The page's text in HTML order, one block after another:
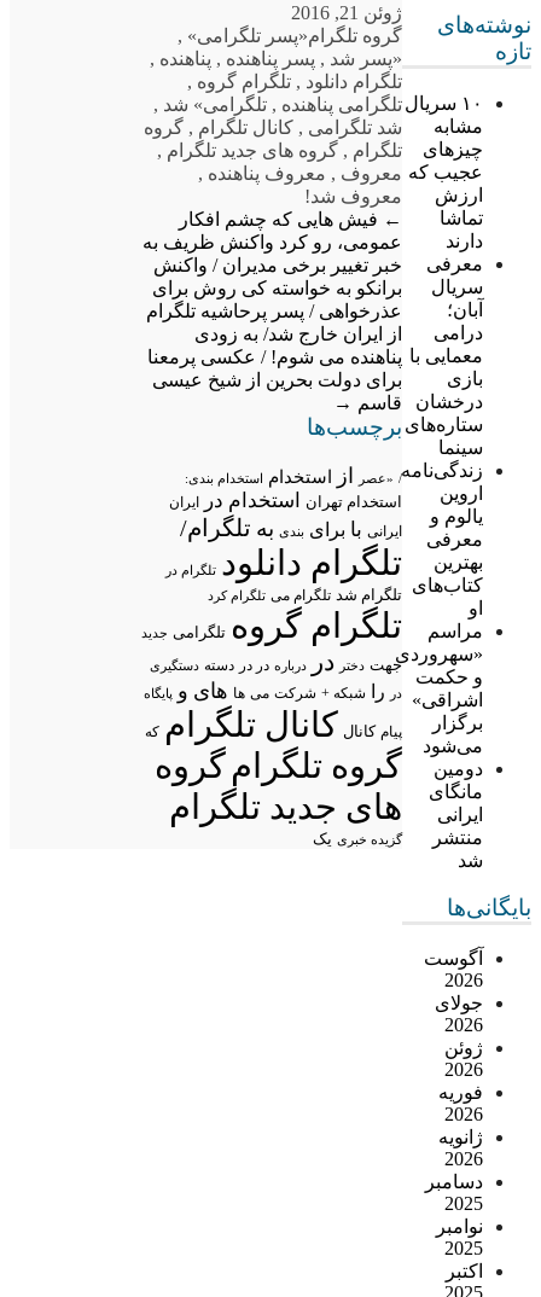
نوشته‌های
تازه
۱۰ سریال
مشابه
چیزهای
عجیب که
ارزش
تماشا
دارند
معرفی
سریال
آبان؛
درامی
معمایی با
بازی
درخشان
ستاره‌های
سینما
زندگی‌نامه
اروین
یالوم و
معرفی
بهترین
کتاب‌های
او
مراسم
«سهروردی
و حکمت
اشراقی»
برگزار
می‌شود
دومین
مانگای
ایرانی
منتشر
شد
بایگانی‌ها
آگوست
2026
جولای
2026
ژوئن
2026
فوریه
2026
ژانویه
2026
دسامبر
2025
نوامبر
2025
اکتبر
ژوئن 21, 2016
گروه تلگرام«پسر تلگرامی» ,
«پسر شد , پسر پناهنده , پناهنده ,
تلگرام دانلود , تلگرام گروه ,
تلگرامی پناهنده , تلگرامی» شد ,
شد تلگرامی , کانال تلگرام , گروه
تلگرام , گروه های جدید تلگرام ,
معروف , معروف پناهنده ,
معروف شد!
← فیش هایی که چشم افکار
عمومی، رو کرد واکنش ظریف به
خبر تغییر برخی مدیران / واکنش
برانکو به خواسته کی روش برای
عذرخواهی / پسر پرحاشیه تلگرام
از ایران خارج شد/ به زودی
پناهنده می شوم! / عکسی پرمعنا
برای دولت بحرین از شیخ عیسی
قاسم →
برچسب‌ها
/ «عصر از استخدام استخدام بندی:
استخدام تهران استخدام در ایران
ایرانی با برای بندی به تلگرام/
تلگرام دانلود تلگرام در
تلگرام شد تلگرام می تلگرام کرد
تلگرام گروه تلگرامی جدید
جهت دختر در درباره در در دسته دستگیری
در
را شبکه + شرکت می ها های و پایگاه
پیام کانال کانال تلگرام که
گروه تلگرامگروه
های جدید تلگرام
گزیده خبری یک